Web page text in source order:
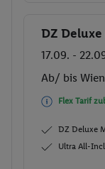
Buchen
DZ
17.09. -
Ab/ bis
Flex Tarif
DZ Deluxe
Ultra All-